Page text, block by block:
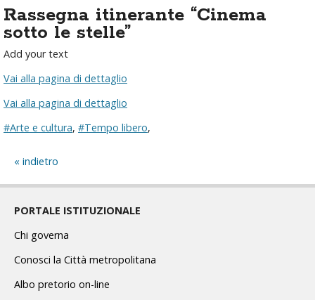
Rassegna itinerante “Cinema
sotto le stelle”
Add your text
Vai alla pagina di dettaglio
Vai alla pagina di dettaglio
#Arte e cultura, #Tempo libero,
indietro
PORTALE ISTITUZIONALE
Chi governa
Conosci la Città metropolitana
Albo pretorio on-line